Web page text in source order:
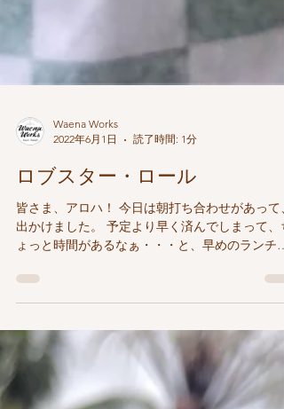
Waena Works
2022年6月1日
読了時間: 1分
ロブスター・ロール
皆さま、アロハ！ 今日は朝打ち合わせがあって、
出かけました。 予定より早く済んでしまって、ち
に。 ロブスター・ロールが美味しい デリ（Deli &
Bread）にきました。 やっぱり人気のお店だけあ
って、レジの前には列ができています...